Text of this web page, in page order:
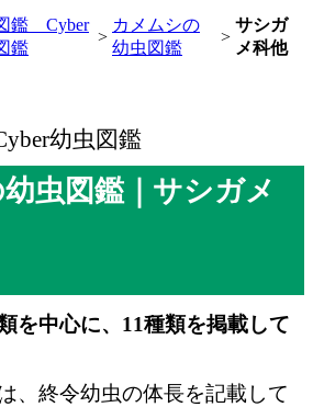
鑑 Cyber
鑑
>
カメムシの
幼虫図鑑
>
サシガ
メ科他
幼虫図鑑
虫図鑑｜サシガメ
を中心に、11種類を掲載して
、終令幼虫の体長を記載して